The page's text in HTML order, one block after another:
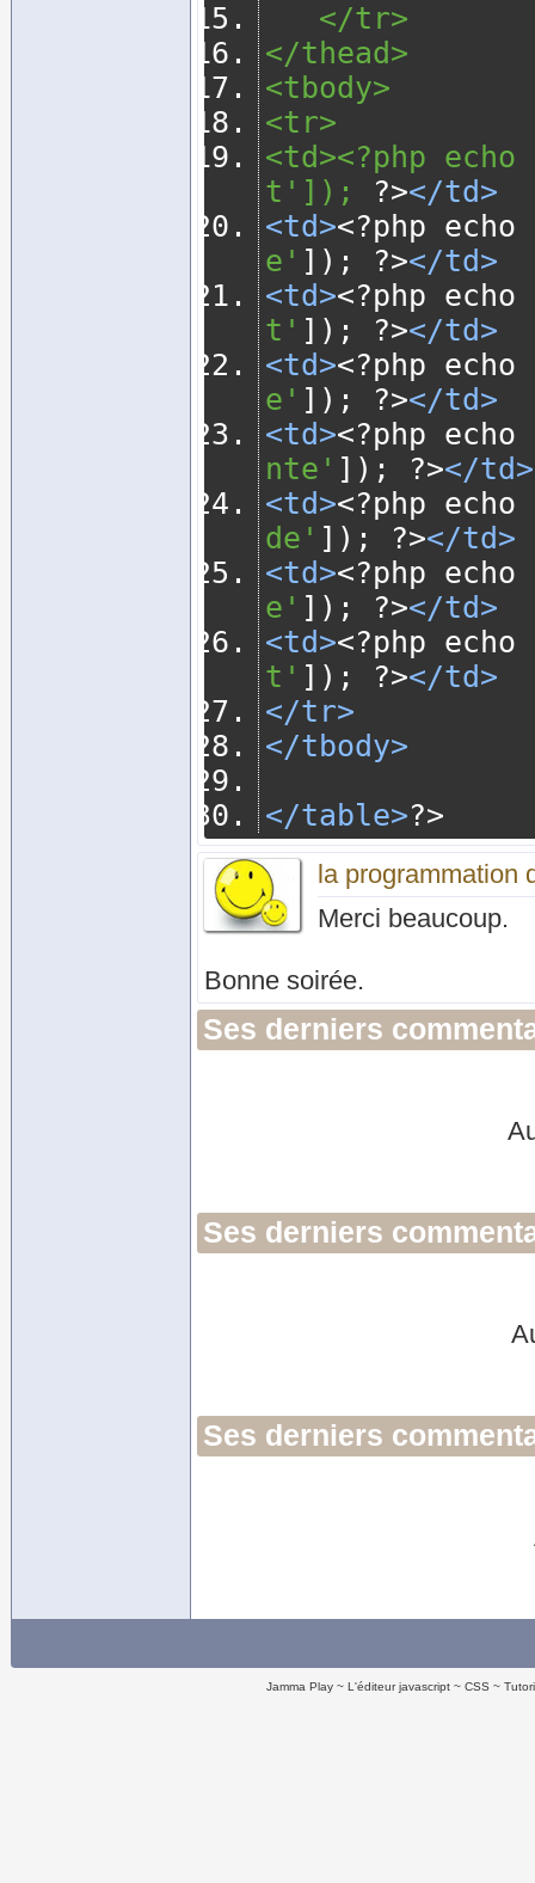
   </tr>
</thead>
<tbody>
<tr>
<td><?php
t']);
?></td>
<td><?php
e' ]); ?></td>
<td><?php
t' ]); ?></td>
<td><?php
e' ]); ?></td>
<td><?php
nte' ]); ?></td>
<td><?php
de' ]); ?></td>
<td><?php
e' ]); ?></td>
<td><?php
t' ]); ?></td>
</tr>
</tbody>
</table>?>
la programmation
Merci beaucoup.
Bonne soirée.
Ses derniers
Ses derniers
Ses derniers
Jamma Play L'éditeur javascript CSS